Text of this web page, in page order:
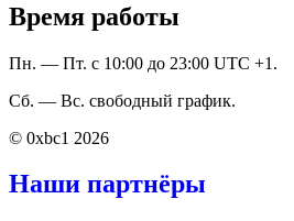
Время работы
Пн. — Пт. с 10:00 до 23:00 UTC +1.
Сб. — Вс. свободный график.
© 0xbc1 2026
Наши партнёры